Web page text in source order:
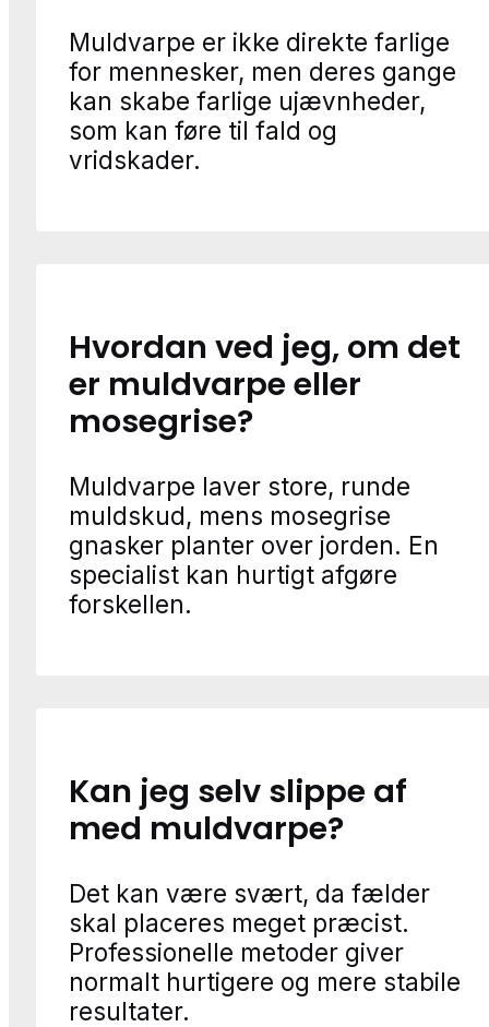
Muldvarpe er ikke direkte farlige
for mennesker, men deres gange
kan skabe farlige ujævnheder,
som kan føre til fald og
vridskader.
Hvordan ved jeg, om det
er muldvarpe eller
mosegrise?
Muldvarpe laver store, runde
muldskud, mens mosegrise
gnasker planter over jorden. En
specialist kan hurtigt afgøre
forskellen.
Kan jeg selv slippe af
med muldvarpe?
Det kan være svært, da fælder
skal placeres meget præcist.
Professionelle metoder giver
normalt hurtigere og mere stabile
resultater.